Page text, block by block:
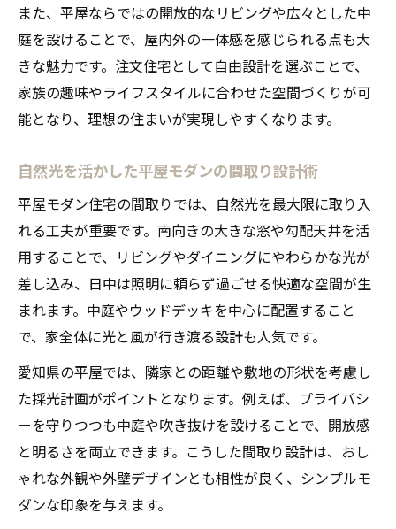
注文住宅で建てる平屋のメリットと注意点
自然と調和する平屋デザインの工夫
平屋デザインで実現する自然との調和の秘
訣
点
自然素材を活かした平屋モダンのアイデア
紹介
採光や通風に配慮した平屋モダン設計のコ
ツ
外壁や庭との一体感を演出する平屋モダン
シンプルモダンな平屋の暮らし方ガイド
シンプルモダンな平屋で快適に暮らす工夫
平屋モダンの動線が暮らしを変える理由
無駄のない収納で実現する平屋モダン生活
おしゃれと実用性を兼ねる平屋のインテリ
また、平屋ならではの開放的なリビングや広々とした中
庭を設けることで、屋内外の一体感を感じられる点も大
きな魅力です。注文住宅として自由設計を選ぶことで、
家族の趣味やライフスタイルに合わせた空間づくりが可
能となり、理想の住まいが実現しやすくなります。
自然光を活かした平屋モダンの間取り設計術
平屋モダン住宅の間取りでは、自然光を最大限に取り入
れる工夫が重要です。南向きの大きな窓や勾配天井を活
用することで、リビングやダイニングにやわらかな光が
差し込み、日中は照明に頼らず過ごせる快適な空間が生
まれます。中庭やウッドデッキを中心に配置すること
で、家全体に光と風が行き渡る設計も人気です。
愛知県の平屋では、隣家との距離や敷地の形状を考慮し
た採光計画がポイントとなります。例えば、プライバシ
ーを守りつつも中庭や吹き抜けを設けることで、開放感
と明るさを両立できます。こうした間取り設計は、おし
ゃれな外観や外壁デザインとも相性が良く、シンプルモ
ダンな印象を与えます。